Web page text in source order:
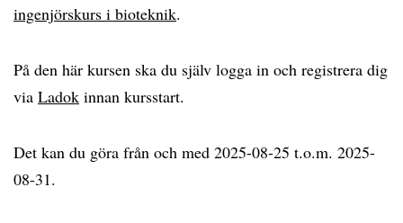
ingenjörskurs i bioteknik.
På den här kursen ska du själv logga in och registrera dig
via Ladok innan kursstart.
Det kan du göra från och med 2025-08-25 t.o.m. 2025-
08-31.